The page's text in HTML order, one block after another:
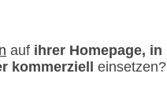
auf ihrer Homepage, in
kommerziell